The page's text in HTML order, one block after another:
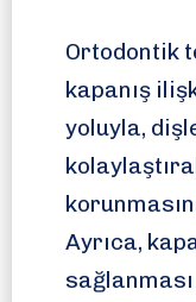
Ortodontik
kapanış
yoluyla,
Ayrıca,